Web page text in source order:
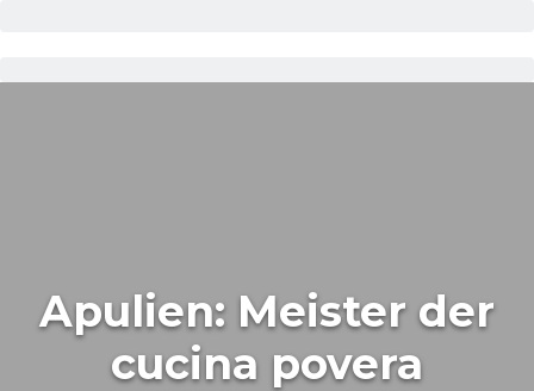
Apulien: Meister der
cucina povera